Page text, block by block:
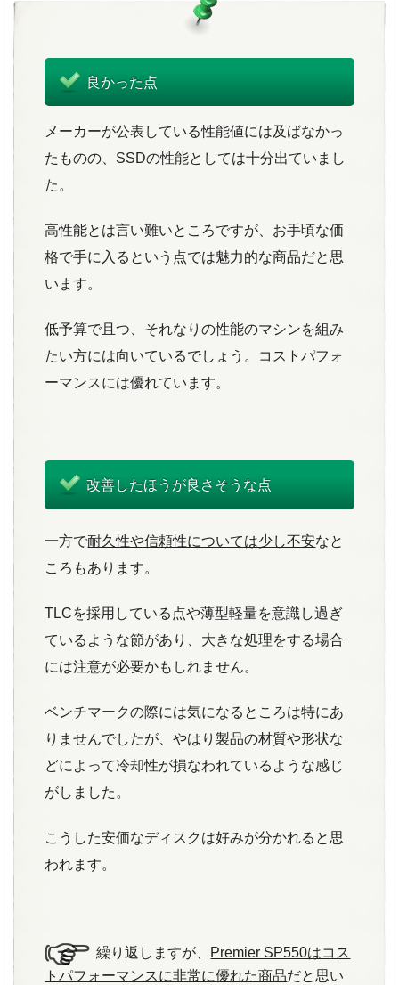
良かった点
メーカーが公表している性能値には及ばなかっ
たものの、SSDの性能としては十分出ていまし
た。
高性能とは言い難いところですが、お手頃な価
格で手に入るという点では魅力的な商品だと思
います。
低予算で且つ、それなりの性能のマシンを組み
たい方には向いているでしょう。コストパフォ
ーマンスには優れています。
改善したほうが良さそうな点
一方で耐久性や信頼性については少し不安なと
ころもあります。
TLCを採用している点や薄型軽量を意識し過ぎ
ているような節があり、大きな処理をする場合
には注意が必要かもしれません。
ベンチマークの際には気になるところは特にあ
りませんでしたが、やはり製品の材質や形状な
どによって冷却性が損なわれているような感じ
がしました。
こうした安価なディスクは好みが分かれると思
われます。
繰り返しますが、 Premier SP550はコス
トパフォーマンスに非常に優れた商品だと思い